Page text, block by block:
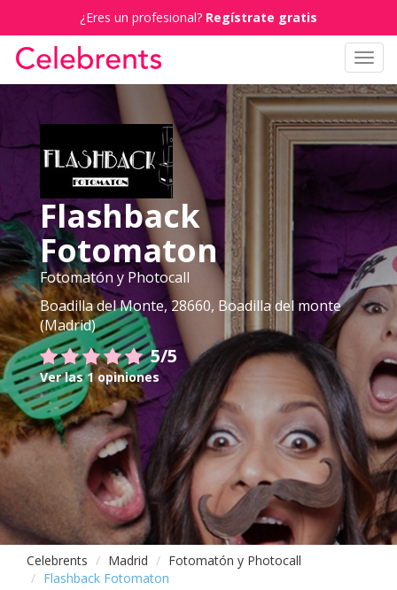
¿Eres un profesional? Regístrate gratis
Flashback
Fotomaton
Fotomatón y Photocall
Boadilla del Monte, 28660, Boadilla del monte
(Madrid)
5/5
Ver las 1 opiniones
Celebrents Madrid
Fotomatón y Photocall
Flashback Fotomaton